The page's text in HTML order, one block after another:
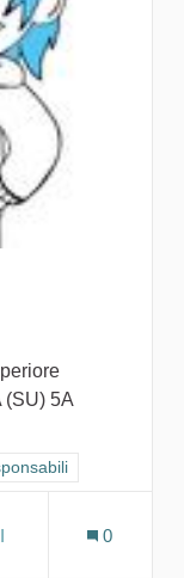
(SU) 5A
Consumo e
0